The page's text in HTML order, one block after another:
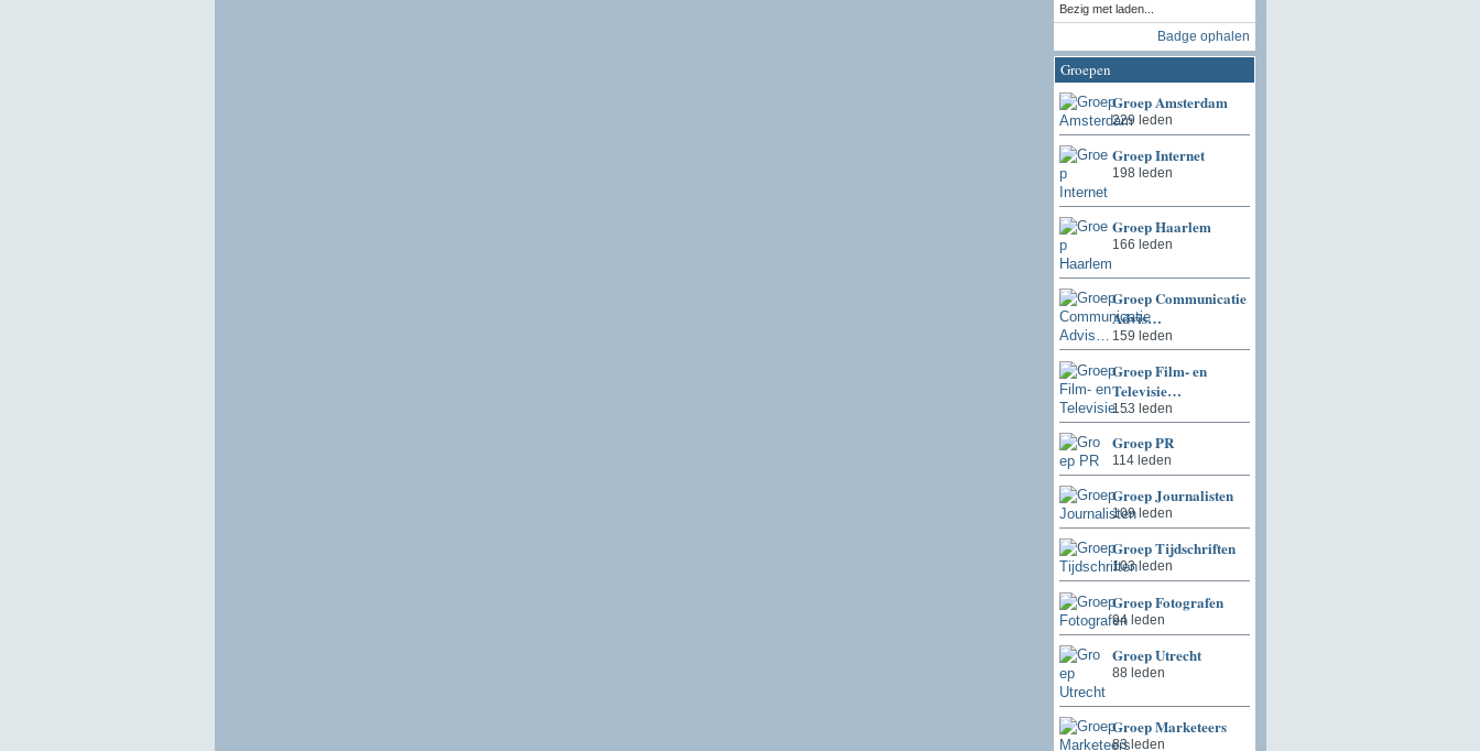
Bezig met laden...
Badge ophalen
Groepen
Groep Amsterdam
229 leden
Groep Internet
198 leden
Groep Haarlem
166 leden
Groep Communicatie
Advis…
159 leden
Groep Film- en
Televisie…
153 leden
Groep PR
114 leden
Groep Journalisten
109 leden
Groep Tijdschriften
103 leden
Groep Fotografen
94 leden
Groep Utrecht
88 leden
Groep Marketeers
83 leden